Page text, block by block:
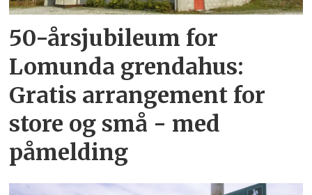
50-årsjubileum for
Lomunda grendahus:
Gratis arrangement for
store og små - med
påmelding